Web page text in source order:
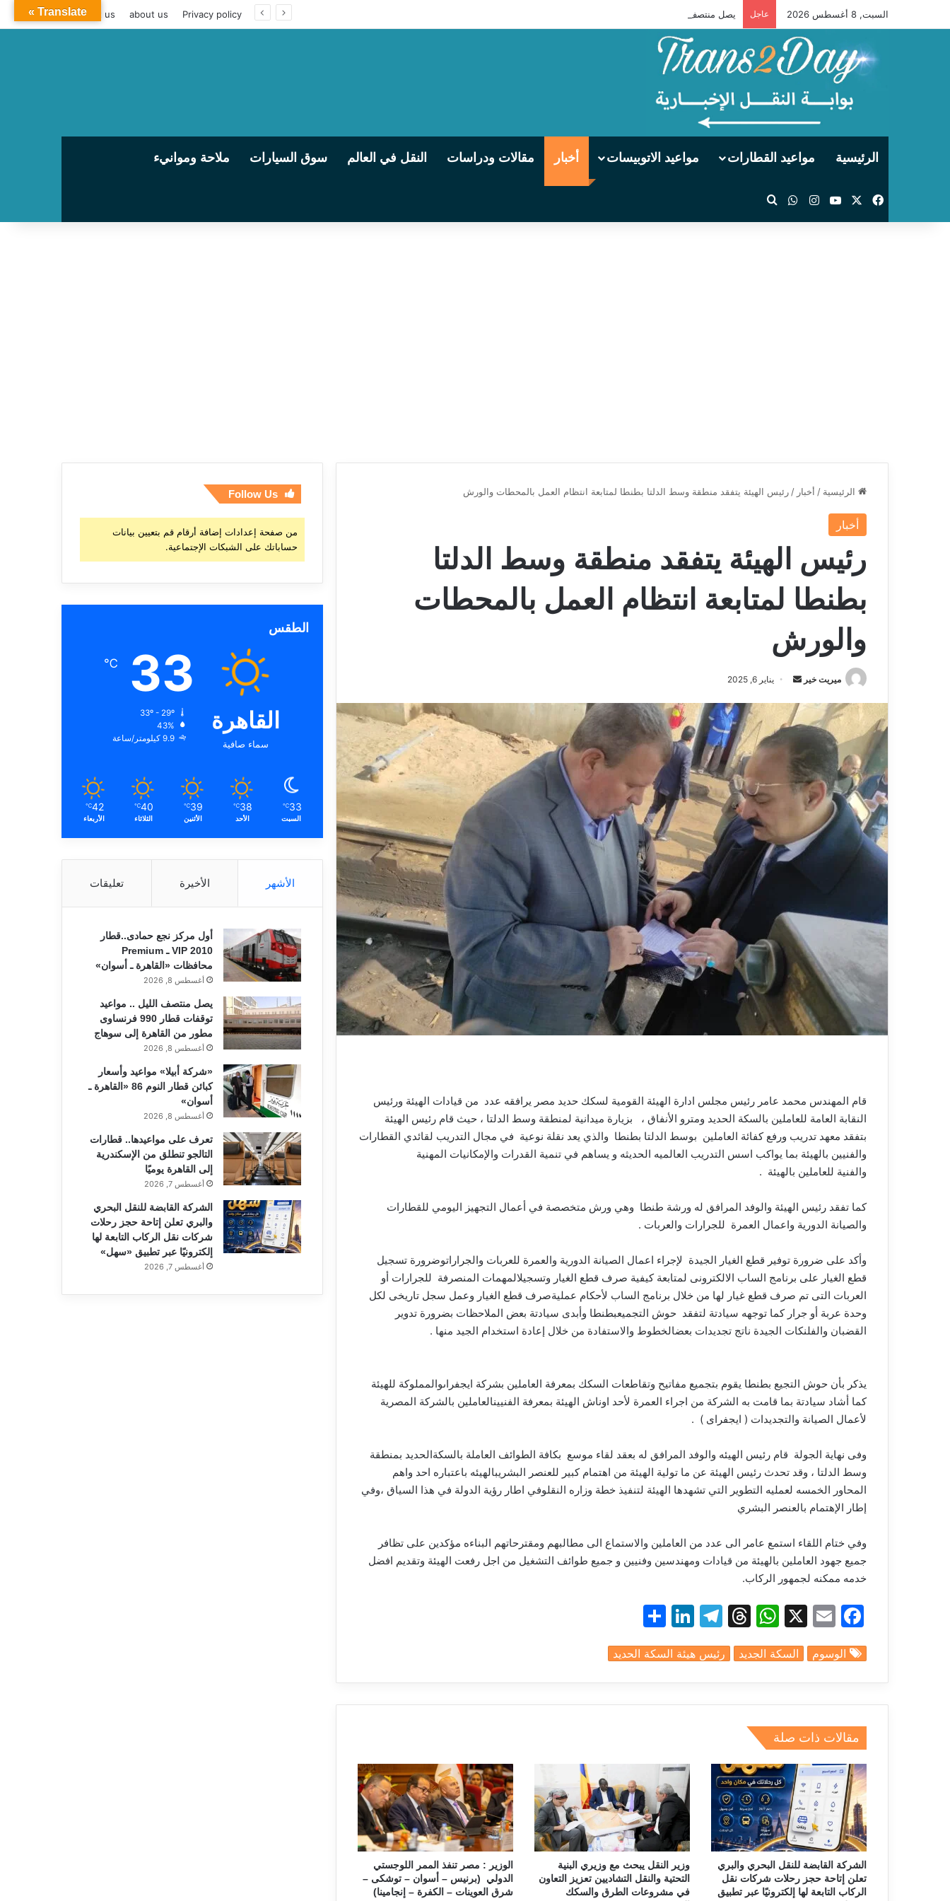
السبت, 8 أغسطس 2026 عاجل يصل منتصف الليل .. مواعيد توقفات قطار 990 فرنساوى مطور من القاهرة إلى سوهاج Privacy policy
about us
contact us
الرئيسية مواعيد القطارات مواعيد الاتوبيسات أخبار مقالات ودراسات النقل في العالم سوق السيارات ملاحة وموانيء
فيسبوك ‫YouTubeانستقرام
واتساب
الرئيسية / أخبار / رئيس الهيئة يتفقد منطقة وسط الدلتا بطنطا لمتابعة انتظام العمل بالمحطات والورش
أخبار
رئيس الهيئة يتفقد منطقة وسط الدلتا
بطنطا لمتابعة انتظام العمل بالمحطات
والورش
ميريت خير
س
ل
ي
ل
و
ن
يناير 6, 2025
قام المهندس محمد عامر رئيس مجلس ادارة الهيئة القومية لسكك حديد مصر يرافقه عدد من قيادات الهيئة ورئيس
النقابة العامة للعاملين بالسكة الحديد ومترو الأنفاق ، بزيارة ميدانية لمنطقة وسط الدلتا ، حيث قام رئيس الهيئة
بتفقد معهد تدريب ورفعكفائة العاملين بوسط الدلتا بطنطا والذي يعد نقلة نوعية في مجال التدريب لقائدي القطارات
والفنيين بالهيئة بما يواكب اسس التدريب العالميه الحديثه و يساهم في تنمية القدرات والإمكانيات المهنية
والفنية للعاملين بالهيئة .
كما تفقد رئيس الهيئة والوفد المرافق له ورشة طنطا وهي ورش متخصصة في أعمال التجهيز اليومي للقطارات
والصيانة الدورية واعمال العمرة للجرارات والعربات .
وأكد على ضرورة توفير قطع الغيار الجيدة لإجراء اعمال الصيانة الدورية والعمرة للعربات والجراراتوضرورة تسجيل
قطع الغيار على برنامج الساب الالكترونى لمتابعة كيفية صرف قطع الغيار وتسجيلالمهمات المنصرفة للجرارات أو
العربات التى تم صرف قطع غيار لها من خلال برنامج الساب لأحكام عمليةصرف قطع الغيار وعمل سجل تاريخى لكل
وحدة عربة أو جرار كما توجهه سيادتة لتفقد حوش التجميعبطنطا وأبدى سيادتة بعض الملاحظات بضرورة تدوير
القضبان والفلنكات الجيدة ناتج تجديدات بعضالخطوط والاستفادة من خلال إعادة استخدام الجيد منها .
يذكر بأن حوش التجيع بطنطا يقوم بتجميع مفاتيح وتقاطعات السكك بمعرفة العاملين بشركة ايجفراىوالمملوكة للهيئة
كما أشاد سيادتة بما قامت به الشركة من اجراء العمرة لأحد اوناش الهيئة بمعرفة الفنيينالعاملين بالشركة المصرية
لأعمال الصيانة والتجديدات ( ايجفراى )
.
وفى نهاية الجولة قام رئيس الهيئه والوفد المرافق له بعقد لقاء موسع بكافة الطوائف العاملة بالسكةالحديد بمنطقة
وسط الدلتا ، وقد تحدث رئيس الهيئة عن ما تولية الهيئة من اهتمام كبير للعنصر البشريبالهيئه باعتباره احد واهم
المحاور الخمسه لعمليه التطوير التي تشهدها الهيئة لتنفيذ خطة وزاره النقلوفي اطار رؤية الدولة في هذا السياق ،وفي
إطار الإهتمام بالعنصر البشري
وفي ختام اللقاء استمع عامر الى عدد من العاملين والاستماع الى مطالبهم ومقترحاتهم البناءه مؤكدين على تظافر
جميع جهود العاملين بالهيئة من قيادات ومهندسين وفنيين و جميع طوائف التشغيل من اجل رفعت الهيئة وتقديم افضل
خدمه ممكنه لجمهور الركاب.
F
a
c
e
b
o
o
k
E
m
ai
l
X
W
h
at
s
A
p
T
hr
e
a
d
T
el
e
gr
a
Li
n
k
e
dI
h
ar
e
الوسوم السكة الجديد رئيس هيئة السكة الحديد
مقالات ذات صلة
الشركة القابضة للنقل البحري والبري
تعلن إتاحة حجز رحلات شركات نقل
الركاب التابعة لها إلكترونيًا عبر تطبيق
وزير النقل يبحث مع وزيري البنية
التحتية والنقل التشاديين تعزيز التعاون
في مشروعات الطرق والسكك
الوزير : مصر تنفذ الممر اللوجستي
الدولي (برنيس – أسوان – توشكى –
شرق العوينات – الكفرة – إنجامينا)
Follow Us
من صفحة إعدادات إضافة أرقام قم بتعيين بيانات
حساباتك على الشبكات الإجتماعية.
الطقس
القاهرة
سماء صافية
33
℃
43%
9.9 كيلومتر/ساعة
33
℃
السبت
38
℃
الأحد
39
℃
الأثنين
40
℃
الثلاثاء
42
℃
الأربعاء
الأشهر الأخيرة تعليقات
أول مركز نجع حمادى..قطار
2010 VIP ـ Premium
محافظات «القاهرة ـ أسوان»
أغسطس 8, 2026
يصل منتصف الليل .. مواعيد
توقفات قطار 990 فرنساوى
مطور من القاهرة إلى سوهاج
أغسطس 8, 2026
«شركة أبيلا» مواعيد وأسعار
كبائن قطار النوم 86 «القاهرة ـ
أسوان»
أغسطس 8, 2026
تعرف على مواعيدها.. قطارات
التالجو تنطلق من الإسكندرية
إلى القاهرة يوميًا
أغسطس 7, 2026
الشركة القابضة للنقل البحري
والبري تعلن إتاحة حجز رحلات
شركات نقل الركاب التابعة لها
إلكترونيًا عبر تطبيق «سهل»
أغسطس 7, 2026
Translate »